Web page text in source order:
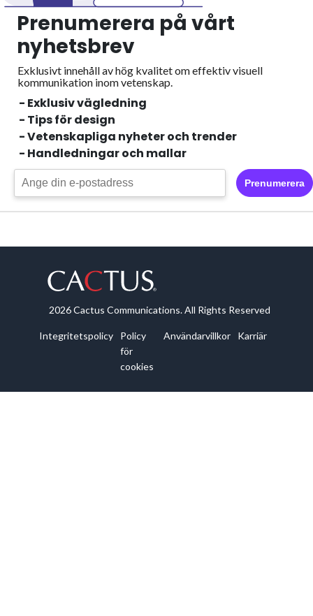
Prenumerera på vårt
nyhetsbrev
Exklusivt innehåll av hög kvalitet om effektiv visuell
kommunikation inom vetenskap.
- Exklusiv vägledning
- Tips för design
- Vetenskapliga nyheter och trender
- Handledningar och mallar
Prenumerera
2026 Cactus Communications. All Rights Reserved
Integritetspolicy
Policy
för
cookies
Användarvillkor Karriär